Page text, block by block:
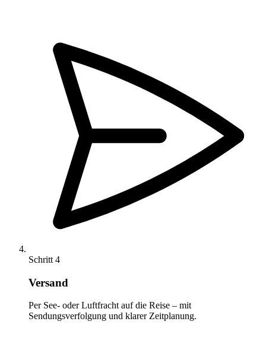
Schritt 4
Versand
Per See- oder Luftfracht auf die Reise – mit
Sendungsverfolgung und klarer Zeitplanung.